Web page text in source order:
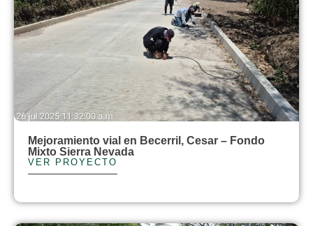
Mejoramiento vial en Becerril, Cesar – Fondo
Mixto Sierra Nevada
VER PROYECTO